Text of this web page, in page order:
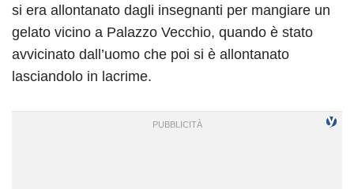
si era allontanato dagli insegnanti per mangiare un
gelato vicino a Palazzo Vecchio, quando è stato
avvicinato dall’uomo che poi si è allontanato
lasciandolo in lacrime.